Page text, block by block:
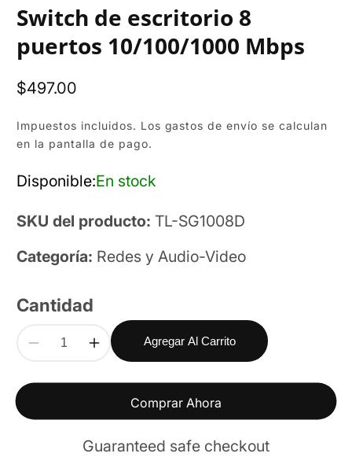
Switch de escritorio 8
puertos 10/100/1000 Mbps
Precio
$497.00
Impuestos incluidos. Los gastos de envío se calculan
en la pantalla de pago.
Disponible:En stock
SKU del producto: TL-SG1008D
Categoría: Redes y Audio-Video
Cantidad
Reducir
para
Aumentar
cantidad
para
8
Agregar Al Carrito
Comprar Ahora
Guaranteed safe checkout